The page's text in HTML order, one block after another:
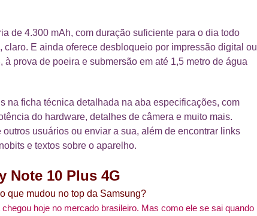
de 4.300 mAh, com duração suficiente para o dia todo
E ainda oferece desbloqueio por impressão digital ou
prova de poeira e submersão em até 1,5 metro de água
na ficha técnica detalhada na aba especificações, com
do hardware, detalhes de câmera e muito mais.
usuários ou enviar a sua, além de encontrar links
e textos sobre o aparelho.
Note 10 Plus 4G
que mudou no top da Samsung?
hoje no mercado brasileiro. Mas como ele se sai quando